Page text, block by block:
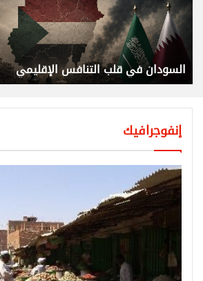
السودان في قلب التنافس الإقليمي
إنفوجرافيك